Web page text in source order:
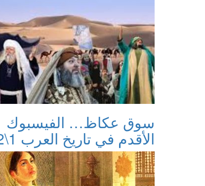
سوق عكاظ… الفيسبوك
الأقدم في تاريخ العرب 1\2